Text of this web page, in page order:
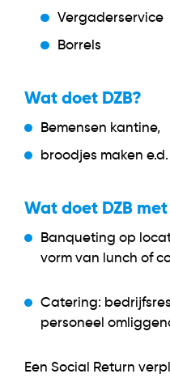
Vergaderservice
Borrels
Wat doet DZB?
Bemensen kantine,
broodjes maken e.d.
Wat doet DZB
Banqueting op
vorm van lunch of
Catering:
personeel
Een Social Return